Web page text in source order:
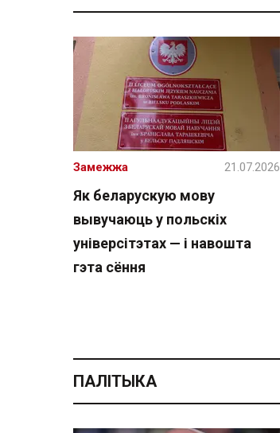
Як беларускую мову
вывучаюць у польскіх
універсітэтах — і навошта
гэта сёння
Замежжа 21.07.2026
ПАЛІТЫКА